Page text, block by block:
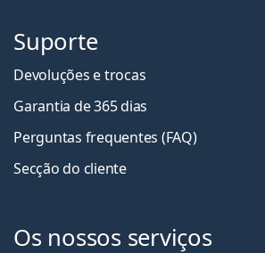
Suporte
Devoluções e trocas
Garantia de 365 dias
Perguntas frequentes (FAQ)
Secção do cliente
Os nossos serviços